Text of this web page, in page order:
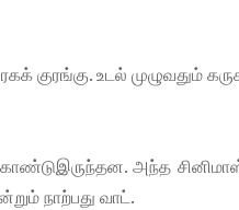
ரகக் குரங்கு. உடல் முழுவதும்
அந்த
நாற்பது வாட்.